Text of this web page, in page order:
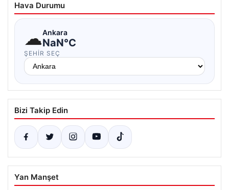
Hava Durumu
☁Ankara
NaN°C
ŞEHIR SEÇ
Bizi Takip Edin
Yan Manşet